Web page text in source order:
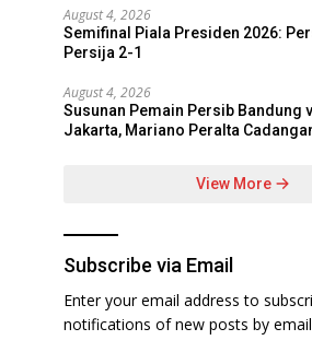
August 4, 2026
Semifinal Piala Presiden 2026:
Persija 2-1
August 4, 2026
Susunan Pemain Persib Bandung
Jakarta, Mariano Peralta
View More
Subscribe via Email
Enter your email address to
notifications of new posts by